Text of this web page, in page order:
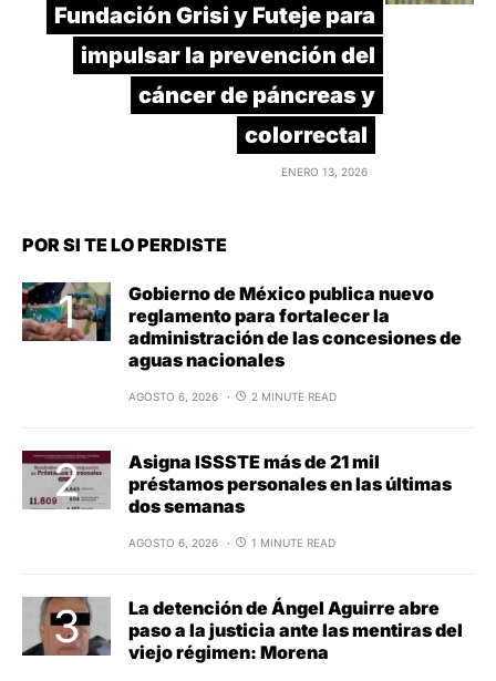
Fundación Grisi y Futeje para
impulsar la prevención del
cáncer de páncreas y
colorrectal
ENERO 13, 2026
POR SI TE LO PERDISTE
Gobierno de México publica nuevo
reglamento para fortalecer la
administración de las concesiones de
aguas nacionales
AGOSTO 6, 2026 2 MINUTE READ
Asigna ISSSTE más de 21 mil
préstamos personales en las últimas
dos semanas
AGOSTO 6, 2026 1 MINUTE READ
La detención de Ángel Aguirre abre
paso a la justicia ante las mentiras del
viejo régimen: Morena